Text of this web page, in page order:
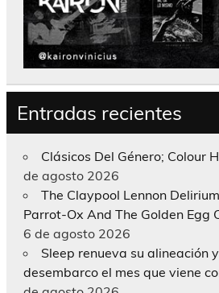
Entradas recientes
Clásicos Del Género; Colour
de agosto 2026
The Claypool Lennon
Parrot-Ox And The Golden Egg
6 de agosto 2026
Sleep renueva su alineación
desembarco el mes que viene